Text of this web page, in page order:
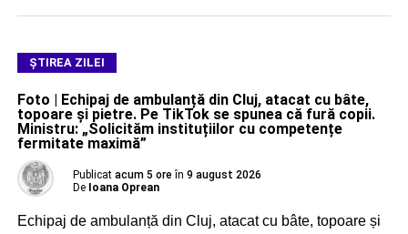
ŞTIREA ZILEI
Foto | Echipaj de ambulanță din Cluj, atacat cu bâte,
topoare și pietre. Pe TikTok se spunea că fură copii.
Ministru: „Solicităm instituțiilor cu competențe
fermitate maximă”
Publicat acum 5 ore în 9 august 2026
De Ioana Oprean
Echipaj de ambulanță din Cluj, atacat cu bâte, topoare și